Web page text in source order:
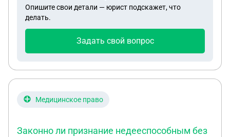
Опишите свои детали — юрист подскажет, что
делать.
Задать свой вопрос
Медицинское право
Законно ли признание недееспособным без